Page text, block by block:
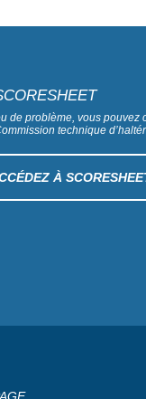
de problème, vous pouvez
technique
À